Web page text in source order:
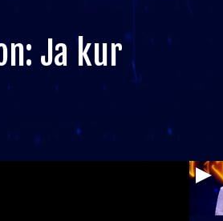
Ja kur